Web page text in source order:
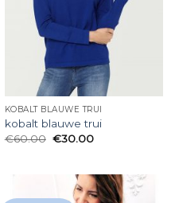
KOBALT BLAUWE TRUI
kobalt blauwe trui
€60.00 €30.00